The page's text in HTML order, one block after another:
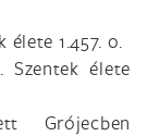
élete 1.457. o.
Szentek élete
Grójecben